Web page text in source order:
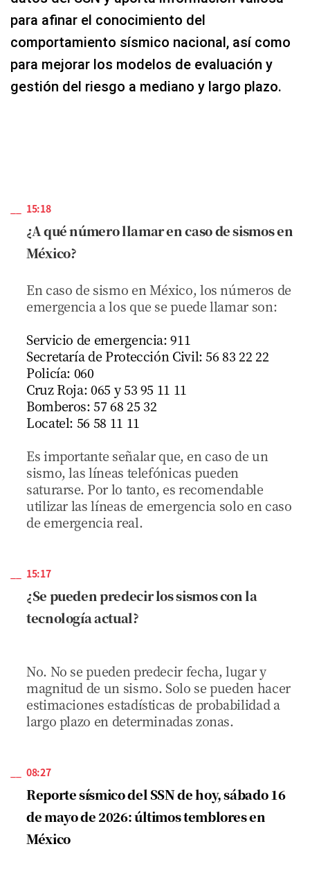
para afinar el conocimiento del
comportamiento sísmico nacional, así como
para mejorar los modelos de evaluación y
gestión del riesgo a mediano y largo plazo.
15:18
¿A qué número llamar en caso de sismos en
México?
En caso de sismo en México, los números de
emergencia a los que se puede llamar son:
Servicio de emergencia: 911
Secretaría de Protección Civil: 56 83 22 22
Policía: 060
Cruz Roja: 065 y 53 95 11 11
Bomberos: 57 68 25 32
Locatel: 56 58 11 11
Es importante señalar que, en caso de un
sismo, las líneas telefónicas pueden
saturarse. Por lo tanto, es recomendable
utilizar las líneas de emergencia solo en caso
de emergencia real.
15:17
¿Se pueden predecir los sismos con la
tecnología actual?
No. No se pueden predecir fecha, lugar y
magnitud de un sismo. Solo se pueden hacer
estimaciones estadísticas de probabilidad a
largo plazo en determinadas zonas.
08:27
Reporte sísmico del SSN de hoy, sábado 16
de mayo de 2026: últimos temblores en
México